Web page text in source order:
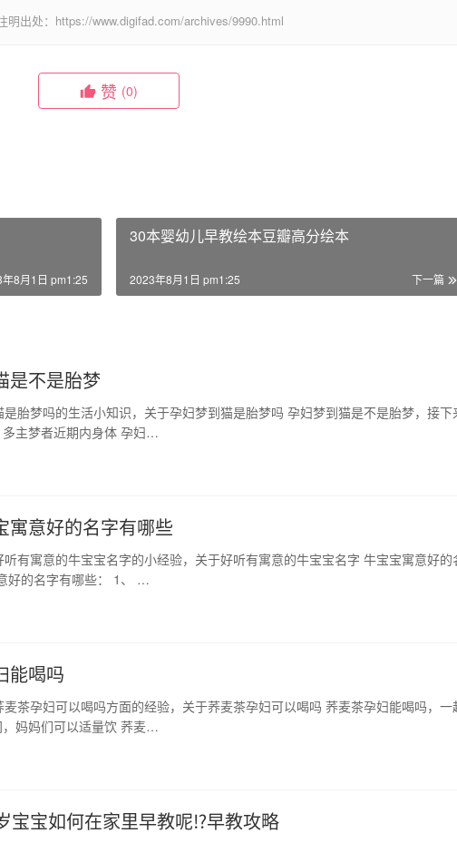
明出处：https://www.digifad.com/archives/9990.html
赞 (0)
8月1日 pm1:25
30本婴幼儿早教绘本豆瓣高分绘本
下一篇
2023年8月1日 pm1:25
是不是胎梦
胎梦吗的生活小知识，关于孕妇梦到猫是胎梦吗 孕妇梦到猫是不是胎梦，接下
主梦者近期内身体 孕妇…
寓意好的名字有哪些
有寓意的牛宝宝名字的小经验，关于好听有寓意的牛宝宝名字 牛宝宝寓意好的
好的名字有哪些： 1、 …
能喝吗
茶孕妇可以喝吗方面的经验，关于荞麦茶孕妇可以喝吗 荞麦茶孕妇能喝吗，一
妈妈们可以适量饮 荞麦…
宝宝如何在家里早教呢⁉早教攻略